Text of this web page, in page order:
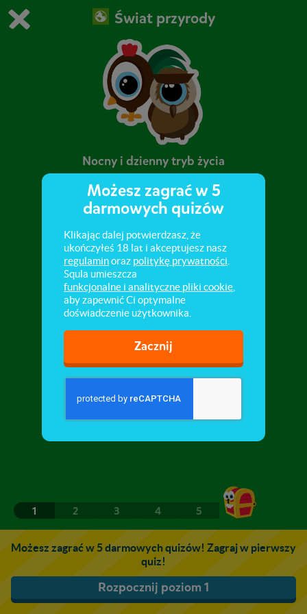
Grasz w wersję demonstracyjną Squli
Kup teraz!
0 1
Świat przyrody
Nocny i dzienny tryb życia
Rozróżnianie zwierząt prowadzących nocny i
dzienny tryb życia.
1 2 3 4 5
Możesz zagrać w 5 darmowych quizów! Zagraj w pierwszy
quiz!
Rozpocznij poziom 1
Możesz zagrać w 5
darmowych quizów
Klikając dalej potwierdzasz, że
ukończyłeś 18 lat i akceptujesz nasz
regulaminoraz politykę prywatności
Squla umieszcza
funkcjonalne i analityczne pliki cookie
aby zapewnić Ci optymalne
doświadczenie użytkownika.
Zacznij